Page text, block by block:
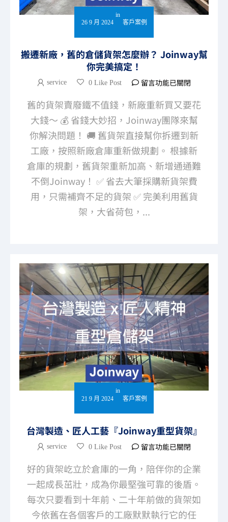
26 9 月 2024
in
客戶案例
搬遷新廠，舊的倉儲貨架怎麼辦？ Joinway幫
你完美搞定！
service 0 Like Post 留言功能已關閉
舊的貨架賣廢鐵不值錢，新廠重新買又要花
大錢～ 💰 省錢大妙招，Joinway團隊來幫
你解決問題！ 🚚 舊貨架直接幫你拆遷到新
工廠，按照新廠倉庫重新做規劃。 根據新
倉庫的規劃，舊貨架重新加高、新增通通難
不倒Joinway！ ✅ 省去大筆採購新貨架費
用，只需補齊不足的貨架 ✅ 完美利用舊貨
架，大省荷包，...
21 9 月 2024
in
客戶案例
台灣製造、匠人工藝『Joinway重型貨架』
service 0 Like Post 留言功能已關閉
好的貨架屹立於倉庫的一角，陪伴你的企業
一起成長茁壯，成為你最堅強可靠的後盾。
每次只要看到十年前、二十年前做的貨架如
今依舊在各個客戶的工廠默默執行它的任